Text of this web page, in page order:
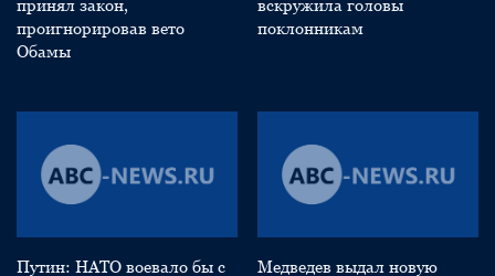
принял закон,
проигнорировав вето
Обамы
вскружила головы
поклонникам
Путин: НАТО воевало бы с Медведев выдал новую